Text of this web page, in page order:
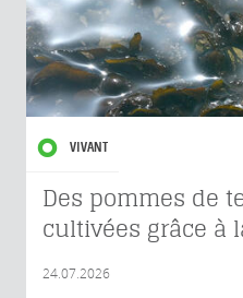
VIVANT
Des pommes de
cultivées grâce à
24.07.2026